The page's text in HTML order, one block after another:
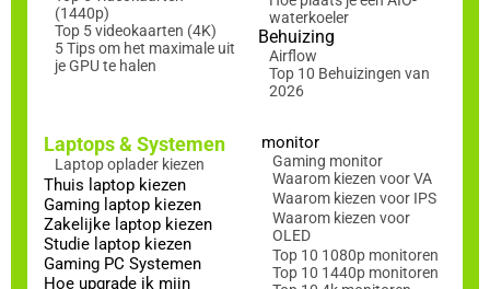
(1440p)
Top 5 videokaarten (4K)
5 Tips om het maximale uit
je GPU te halen
waterkoeler
Behuizing
Airflow
Top 10 Behuizingen van
2026
Laptops & Systemen
Laptop oplader kiezen
Thuis laptop kiezen
Gaming laptop kiezen
Zakelijke laptop kiezen
Studie laptop kiezen
Gaming PC Systemen
Hoe upgrade ik mijn
monitor
Gaming monitor
Waarom kiezen voor VA
Waarom kiezen voor IPS
Waarom kiezen voor
OLED
Top 10 1080p monitoren
Top 10 1440p monitoren